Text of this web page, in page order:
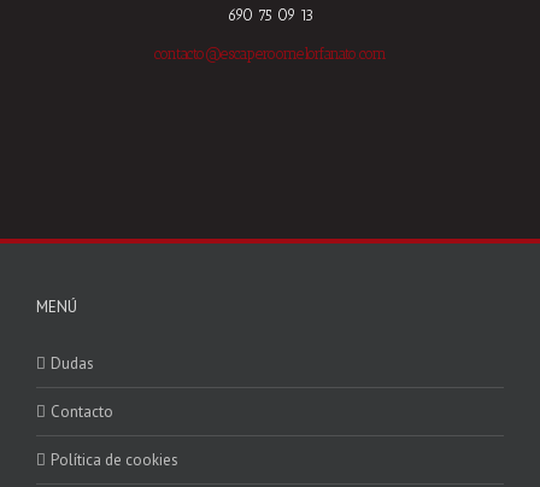
690 75 09 13
contacto@escaperoomelorfanato.com
MENÚ
Dudas
Contacto
Política de cookies